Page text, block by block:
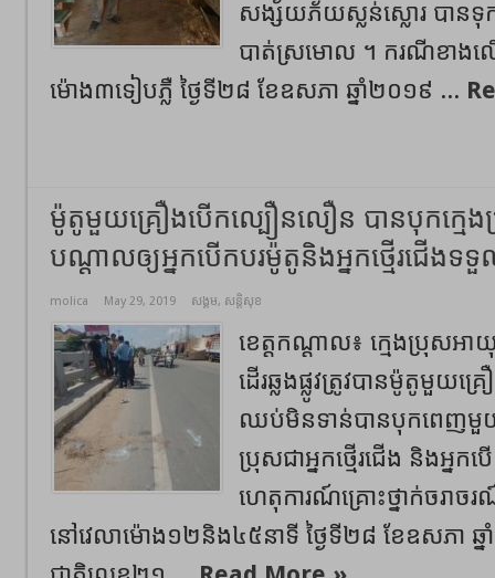
សង្ស័យភ័យស្លន់ស្លោរ បានទុ
បាត់ស្រមោល ។ ករណីខាងលើ
ម៉ោង៣ទៀបភ្លឺ ថ្ងៃទី២៨ ខែឧសភា ឆ្នាំ២០១៩ ...
ម៉ូតូមួយគ្រឿងបើកល្បឿនលឿន បានបុកក្មេងប្រុ
បណ្ដាលឲ្យអ្នកបើកបរម៉ូតូនិងអ្នកថ្មើរជើងទ
molica May 29, 2019 សង្គម, សន្តិសុខ
ខេត្តកណ្ដាល៖ ក្មេងប្រុសអាយុ១
ដើរឆ្លងផ្លូវត្រូវបានម៉ូតូមួ
ឈប់មិនទាន់បានបុកពេញមួ
ប្រុសជាអ្នកថ្មើរជើង និងអ្ន
ហេតុការណ៍គ្រោះថ្នាក់ចរាច
នៅវេលាម៉ោង១២និង៤៥នាទី ថ្ងៃទី២៨ ខែឧសភា ឆ្